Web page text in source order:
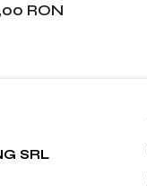
RON
SRL